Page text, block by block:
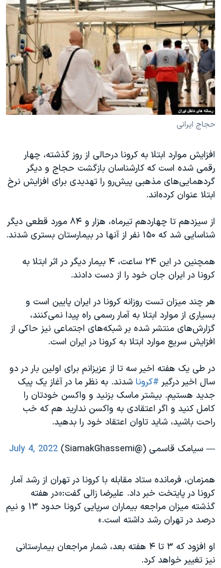
فرهنگ و زندگی
حقوق شهروندی
اقتصادی
علم و فناوری
اسرائیل در جنگ
گالری عکس
آرشیو پخش زنده
مستندها
انتخابات ریاست جمهوری آمریکا ۲۰۲۴
حمله جمهوری اسلامی به اسرائیل
رمز مهسا
ورزش زنان در ایران
اعتراضات زن، زندگی، آزادی
مجموعه مستندهای دادخواهی
دادگاه حمید نوری
چهل سال گروگان‌گیری
قانون شفافیت دارائی کادر رهبری ایران
اسرائیل در جنگ
نرگس محمدی برنده جایزه نوبل صلح
همایش محافظه‌کاران آمریکا «سی‌پک»
صفحه‌های ویژه
دنبال کنید
زبانهای مختلف
حجاج ایرانی
افزایش موارد ابتلا به کرونا درحالی از روز گذشته، چهار
رقمی شده‌ است که کارشناسان بازگشت حجاج و دیگر
گردهمایی‌های مذهبی پیش‌رو را تهدیدی برای افزایش نرخ
ابتلا عنوان کرده‌اند.
از سیزدهم تا چهاردهم تیرماه، هزار و ۸۴ مورد قطعی دیگر
شناسایی شد که ۱۵۰ نفر از آنها در بیمارستان بستری شدند.
همچنین در این ۲۴ ساعت، ۴ بیمار دیگر در اثر ابتلا به
کرونا در ایران جان خود را از دست دادند.
هر چند میزان تست ر‌وزانه کرونا در ایران پایین است و
بسیاری از موارد ابتلا به آمار رسمی راه پیدا نمی‌کنند،
گزارش‌های منتشر شده بر شبکه‌های اجتماعی نیز حاکی از
افزایش سریع موارد ابتلا به کرونا در ایران است.
در طی یک هفته اخیر سه تا از عزیزانم برای اولین بار در دو
سال اخیر درگیر #کرونا شدند. به نظر ما در آغاز یک پیک
جدید هستیم. بیشتر ماسک بزنید و واکسن خودتان را
کامل کنید و اگر اعتقادی به واکسن ندارید هم که خب
راحت باشید، شاید تاوان اعتقاد خود را بدهید.
— سيامک قاسمى (@SiamakGhassemi)
July 4, 2022
همزمان، فرمانده ستاد مقابله با کرونا در تهران از رشد آمار
کرونا در پایتخت خبر داد. علیرضا زالی گفت:«در هفته
گذشته میزان مراجعه بیماران سرپایی کرونا حدود ۱۳ و نیم
درصد در تهران رشد داشته است.»
او افزود که ۳ تا ۴ هفته بعد، شمار مراجعان بیمارستانی
نیز تغییر خواهد کرد.